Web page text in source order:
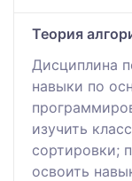
Теория
Дисциплина
навыки по
изучить
сортировки;
освоить